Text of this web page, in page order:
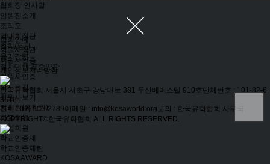
협회장 인사말
임원진소개
조직도
역대회장단
회칙/정관
윤리강령
절차대행 표준약관
회원사인증
오시는길
회원사보기
정회원(유학원)
학교회원
기업회원
학교인증제
학교인증제란
KOSA AWARD
협회안내
회원사정관
회원사인증
개인정보처리방침
한국유학협회 서울시 서초구 강남대로 381 두산베어스텔 910호 단체번호 : 101-82-6
3610
전화 : 02) 501-2789이메일 : info@kosaworld.org문의 : 한국유학협회 사무국
COPYRIGHT©한국유학협회 ALL RIGHTS RESERVED.